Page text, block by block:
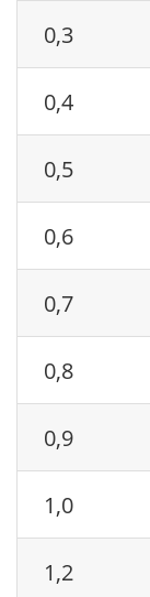
0,3
0,4
0,5
0,6
0,7
0,8
0,9
1,0
1,2